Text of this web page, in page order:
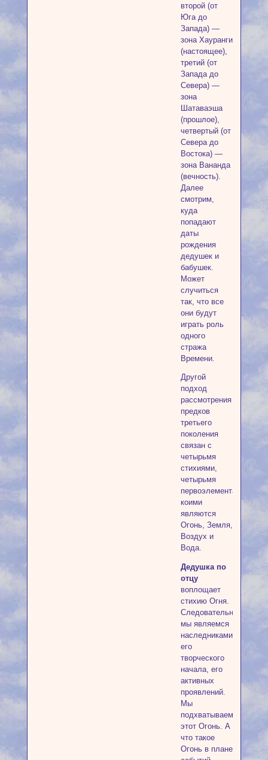
второй (от
Юга до
Запада) —
зона Хауранги
(настоящее),
третий (от
Запада до
Севера) —
зона
Шатаваэша
(прошлое),
четвертый (от
Севера до
Востока) —
зона Вананда
(вечность).
Далее
смотрим,
куда
попадают
даты
рождения
дедушек и
бабушек.
Может
случиться
так, что все
они будут
играть роль
одного
стража
Времени.
Другой
подход
рассмотрения
предков
третьего
поколения
связан с
четырьмя
стихиями,
четырьмя
первоэлементами,
коими
являются
Огонь, Земля,
Воздух и
Вода.
Дедушка по
отцу
воплощает
стихию Огня.
Следовательно,
мы являемся
наследниками
его
творческого
начала, его
активных
проявлений.
Мы
подхватываем
этот Огонь. А
что такое
Огонь в плане